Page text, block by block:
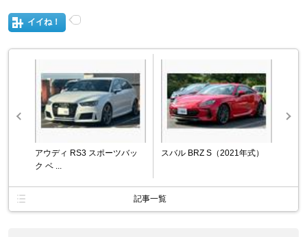
イイね！
アウディ RS3 スポーツバッ
ク ベ ...
スバル BRZ S（2021年式）
記事一覧